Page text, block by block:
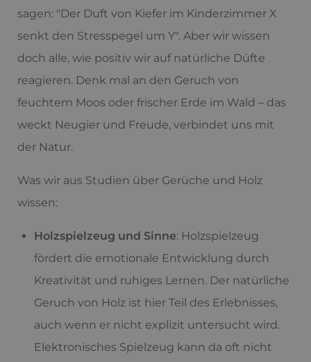
sagen: "Der Duft von Kiefer im Kinderzimmer X
senkt den Stresspegel um Y". Aber wir wissen
doch alle, wie positiv wir auf natürliche Düfte
reagieren. Denk mal an den Geruch von
feuchtem Moos oder frischer Erde im Wald – das
weckt Neugier und Freude, verbindet uns mit
der Natur.
Was wir aus Studien über Gerüche und Holz
wissen:
Holzspielzeug und Sinne: Holzspielzeug
fördert die emotionale Entwicklung durch
Kreativität und ruhiges Lernen. Der natürliche
Geruch von Holz ist hier Teil des Erlebnisses,
auch wenn er nicht explizit untersucht wird.
Elektronisches Spielzeug kann da oft nicht